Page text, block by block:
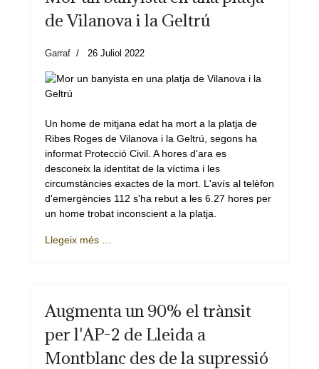
de Vilanova i la Geltrú
Garraf 26 Juliol 2022
Un home de mitjana edat ha mort a la platja de
Ribes Roges de Vilanova i la Geltrú, segons ha
informat Protecció Civil. A hores d'ara es
desconeix la identitat de la víctima i les
circumstàncies exactes de la mort. L'avís al telèfon
d'emergències 112 s'ha rebut a les 6.27 hores per
un home trobat inconscient a la platja.
Llegeix més …
Augmenta un 90% el trànsit
per l'AP-2 de Lleida a
Montblanc des de la supressió